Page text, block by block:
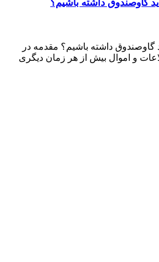
گاوصندوق داشته باشیم؟
گاوصندوق داشته باشیم؟ مقدمه در
و اموال بیش از هر زمان دیگری